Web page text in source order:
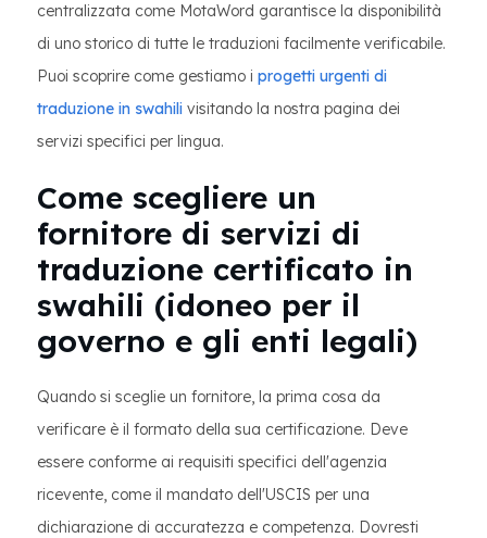
centralizzata come MotaWord garantisce la disponibilità
di uno storico di tutte le traduzioni facilmente verificabile.
Puoi scoprire come gestiamo i progetti urgenti di
traduzione in swahili visitando la nostra pagina dei
servizi specifici per lingua.
Come scegliere un
fornitore di servizi di
traduzione certificato in
swahili (idoneo per il
governo e gli enti legali)
Quando si sceglie un fornitore, la prima cosa da
verificare è il formato della sua certificazione. Deve
essere conforme ai requisiti specifici dell'agenzia
ricevente, come il mandato dell'USCIS per una
dichiarazione di accuratezza e competenza. Dovresti